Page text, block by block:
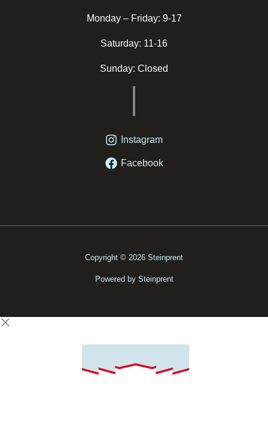
Monday – Friday: 9-17
Saturday: 11-16
Sunday: Closed
Instagram
Facebook
Copyright © 2026 Steinprent
Powered by Steinprent